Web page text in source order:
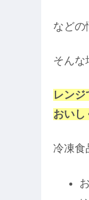
などの
そんな
レン
おいし
冷凍食